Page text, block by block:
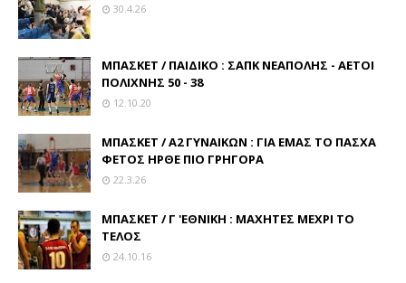
30.4.26
ΜΠΑΣΚΕΤ / ΠΑΙΔΙΚΟ : ΣΑΠΚ ΝΕΑΠΟΛΗΣ - ΑΕΤΟΙ
ΠΟΛΙΧΝΗΣ 50 - 38
12.10.20
ΜΠΑΣΚΕΤ / Α2 ΓΥΝΑΙΚΩΝ : ΓΙΑ ΕΜΑΣ ΤΟ ΠΑΣΧΑ
ΦΕΤΟΣ ΗΡΘΕ ΠΙΟ ΓΡΗΓΟΡΑ
22.3.26
ΜΠΑΣΚΕΤ / Γ 'ΕΘΝΙΚΗ : ΜΑΧΗΤΕΣ ΜΕΧΡΙ ΤΟ
ΤΕΛΟΣ
24.10.16